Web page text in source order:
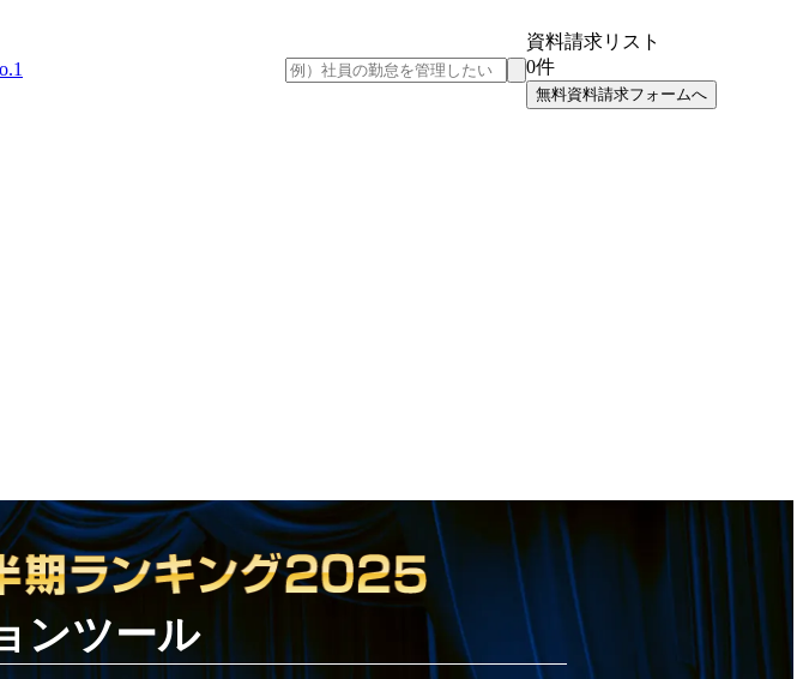
資料請求リスト
0件
無料資料請求フォームへ
ンツール